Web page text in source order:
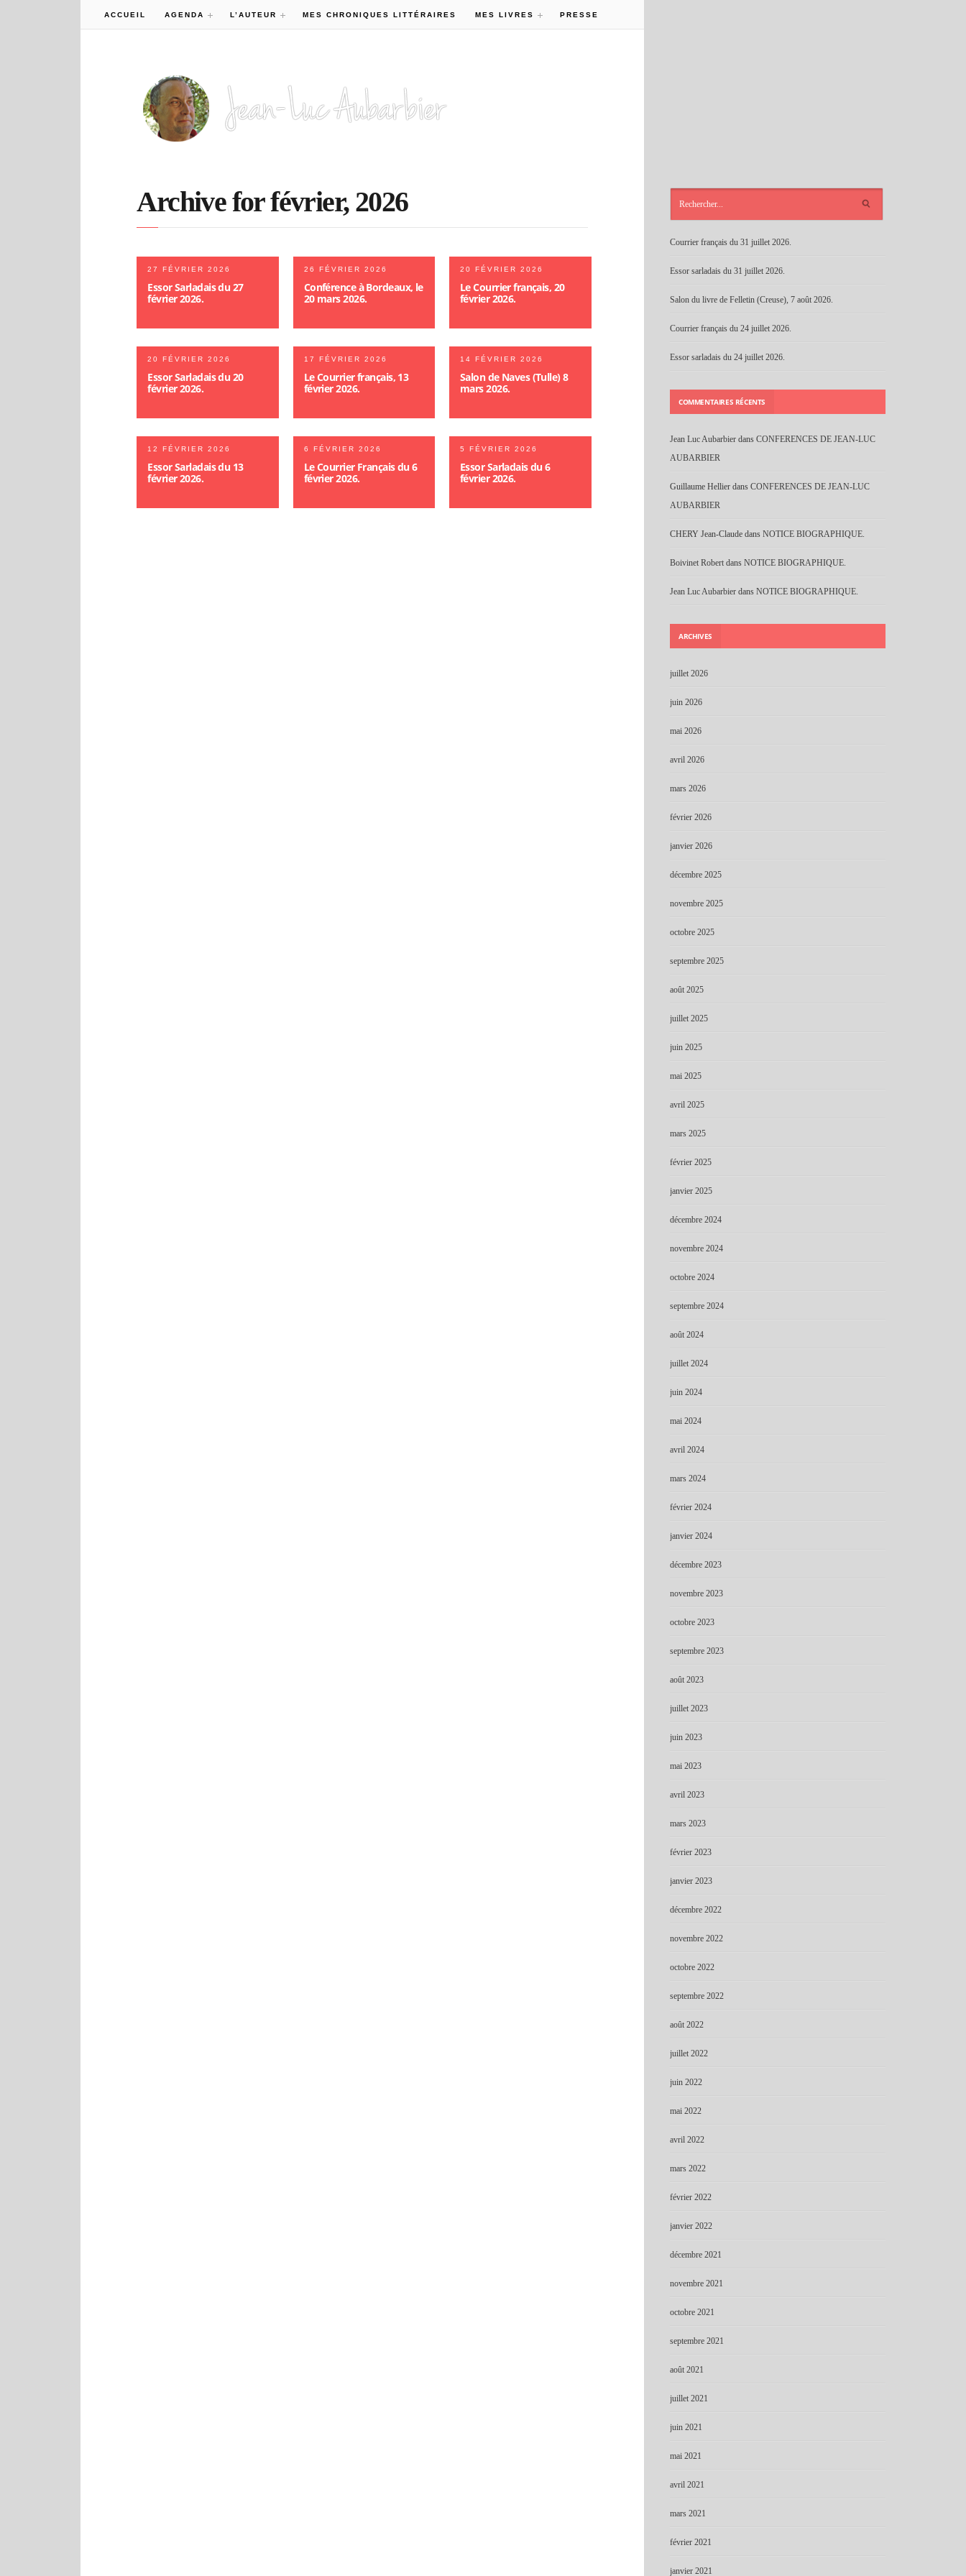
ACCUEIL AGENDA L’AUTEUR MES CHRONIQUES LITTÉRAIRES MES LIVRES PRESSE
Archive for février, 2026
27 FÉVRIER 2026
Essor Sarladais du 27
février 2026.
26 FÉVRIER 2026
Conférence à Bordeaux, le
20 mars 2026.
20 FÉVRIER 2026
Le Courrier français, 20
février 2026.
20 FÉVRIER 2026
Essor Sarladais du 20
février 2026.
17 FÉVRIER 2026
Le Courrier français, 13
février 2026.
14 FÉVRIER 2026
Salon de Naves (Tulle) 8
mars 2026.
12 FÉVRIER 2026
Essor Sarladais du 13
février 2026.
6 FÉVRIER 2026
Le Courrier Français du 6
février 2026.
5 FÉVRIER 2026
Essor Sarladais du 6
février 2026.
Courrier français du 31 juillet 2026.
Essor sarladais du 31 juillet 2026.
Salon du livre de Felletin (Creuse), 7 août 2026.
Courrier français du 24 juillet 2026.
Essor sarladais du 24 juillet 2026.
COMMENTAIRES RÉCENTS
Jean Luc Aubarbier dans CONFERENCES DE JEAN-LUC
AUBARBIER
Guillaume Hellier dans CONFERENCES DE JEAN-LUC
AUBARBIER
CHERY Jean-Claude dans NOTICE BIOGRAPHIQUE.
Boivinet Robert dans NOTICE BIOGRAPHIQUE.
Jean Luc Aubarbier dans NOTICE BIOGRAPHIQUE.
ARCHIVES
juillet 2026
juin 2026
mai 2026
avril 2026
mars 2026
février 2026
janvier 2026
décembre 2025
novembre 2025
octobre 2025
septembre 2025
août 2025
juillet 2025
juin 2025
mai 2025
avril 2025
mars 2025
février 2025
janvier 2025
décembre 2024
novembre 2024
octobre 2024
septembre 2024
août 2024
juillet 2024
juin 2024
mai 2024
avril 2024
mars 2024
février 2024
janvier 2024
décembre 2023
novembre 2023
octobre 2023
septembre 2023
août 2023
juillet 2023
juin 2023
mai 2023
avril 2023
mars 2023
février 2023
janvier 2023
décembre 2022
novembre 2022
octobre 2022
septembre 2022
août 2022
juillet 2022
juin 2022
mai 2022
avril 2022
mars 2022
février 2022
janvier 2022
décembre 2021
novembre 2021
octobre 2021
septembre 2021
août 2021
juillet 2021
juin 2021
mai 2021
avril 2021
mars 2021
février 2021
janvier 2021